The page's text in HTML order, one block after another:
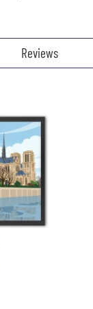
Reviews